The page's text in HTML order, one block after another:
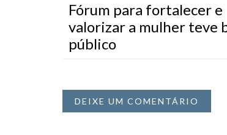
Fórum para fortalecer e
valorizar a mulher teve
público
DEIXE UM COMENTÁRIO